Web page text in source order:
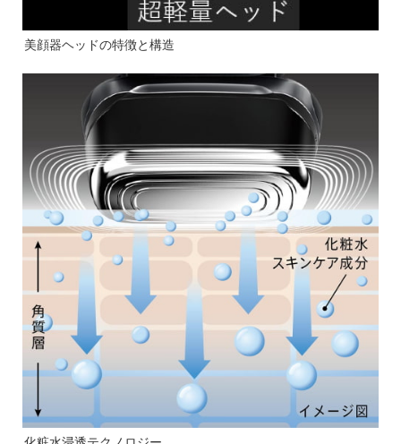
美顔器ヘッドの特徴と構造